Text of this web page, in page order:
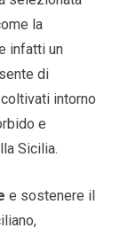
la
infatti un
di
intorno
e
Sicilia.
e sostenere il